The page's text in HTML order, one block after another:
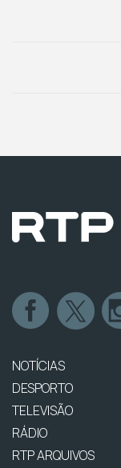
NOTÍCIAS
DESPORTO
TELEVISÃO
RÁDIO
RTP ARQUIVOS